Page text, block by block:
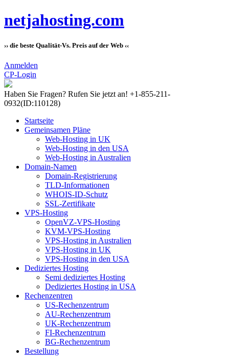
netjahosting.com
›› die beste Qualität-Vs. Preis auf der Web ‹‹
Anmelden
CP-Login
Haben Sie Fragen? Rufen Sie jetzt an! +1-855-211-
0932(ID:110128)
Startseite
Gemeinsamen Pläne
Web-Hosting in UK
Web-Hosting in den USA
Web-Hosting in Australien
Domain-Namen
Domain-Registrierung
TLD-Informationen
WHOIS-ID-Schutz
SSL-Zertifikate
VPS-Hosting
OpenVZ-VPS-Hosting
KVM-VPS-Hosting
VPS-Hosting in Australien
VPS-Hosting in UK
VPS-Hosting in den USA
Dediziertes Hosting
Semi dediziertes Hosting
Dediziertes Hosting in USA
Rechenzentren
US-Rechenzentrum
AU-Rechenzentrum
UK-Rechenzentrum
FI-Rechenzentrum
BG-Rechenzentrum
Bestellung